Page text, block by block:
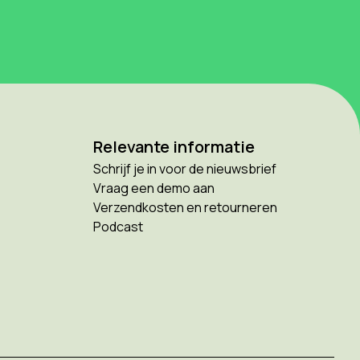
Relevante informatie
Schrijf je in voor de nieuwsbrief
Vraag een demo aan
Verzendkosten en retourneren
Podcast